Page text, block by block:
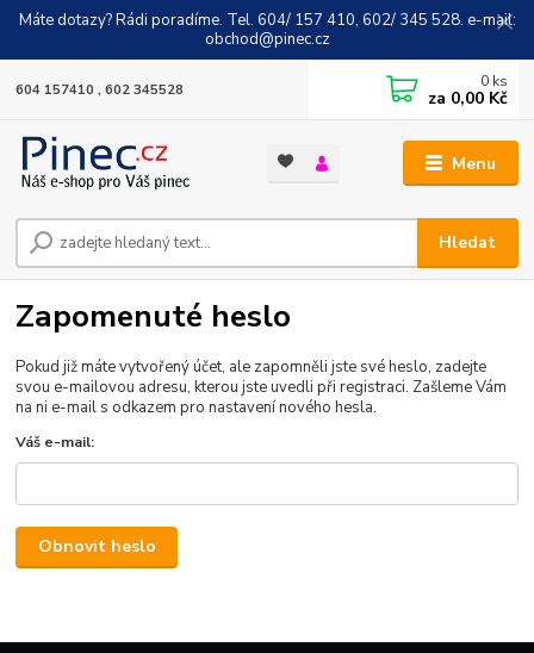
Máte dotazy? Rádi poradíme. Tel. 604/ 157 410, 602/ 345 528. e-mail:
obchod@pinec.cz
Menu
Hledat
604 157410 , 602 345528 0 ks
za 0,00 Kč
Zapomenuté heslo
Pokud již máte vytvořený účet, ale zapomněli jste své heslo, zadejte
svou e-mailovou adresu, kterou jste uvedli při registraci. Zašleme Vám
na ni e-mail s odkazem pro nastavení nového hesla.
Váš e-mail:
Obnovit heslo